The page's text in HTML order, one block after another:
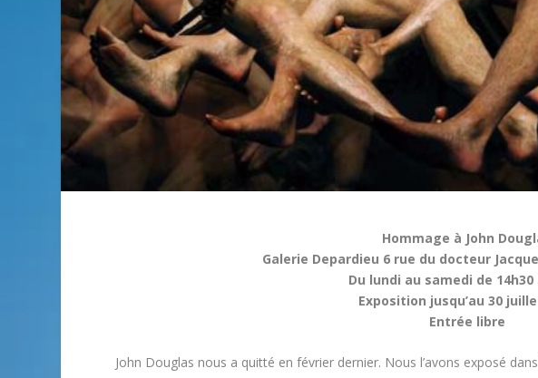
Hommage à John
Galerie Depardieu 6 rue du docteur
Du lundi au samedi de 14h30
Exposition jusqu’au 30
Entrée libre
John Douglas nous a quitté en février dernier. Nous l’avons exposé